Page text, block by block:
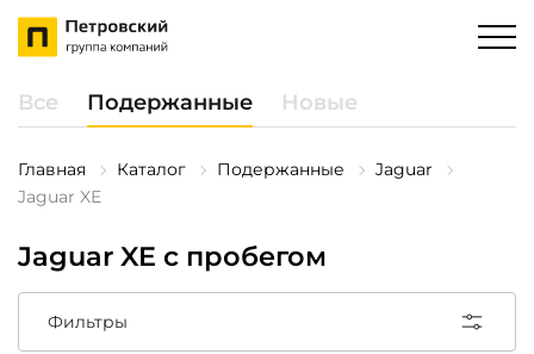
Все Подержанные Новые
Главная Каталог Подержанные
Jaguar
Jaguar XE
Jaguar XE с пробегом
Фильтры